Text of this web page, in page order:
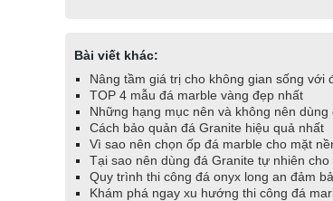
Bài viết khác:
Nâng tầm giá trị cho không gian sống với
TOP 4 mẫu đá marble vàng đẹp nhất
Những hạng mục nên và không nên dùng
Cách bảo quản đá Granite hiệu quả nhất
Vì sao nên chọn ốp đá marble cho mặt
Tại sao nên dùng đá Granite tự nhiên
Quy trình thi công đá onyx long an đảm
Khám phá ngay xu hướng thi công đá